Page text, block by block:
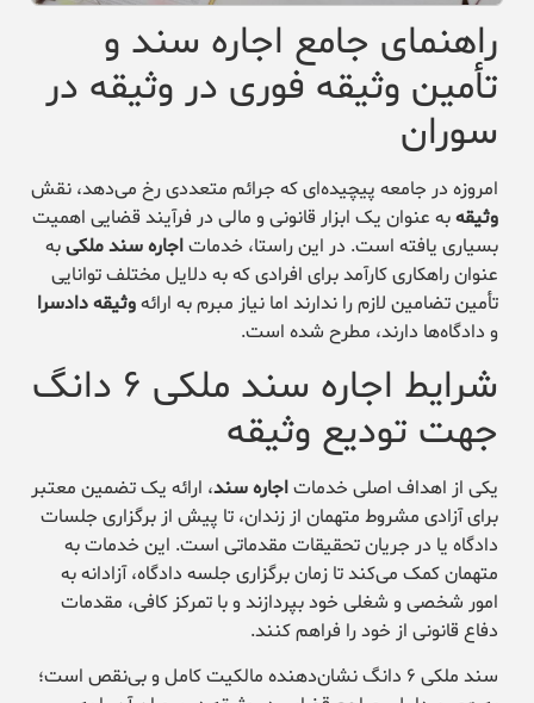
راهنمای جامع اجاره سند و
تأمین وثیقه فوری در وثیقه در
سوران
امروزه در جامعه پیچیده‌ای که جرائم متعددی رخ می‌دهد، نقش
وثیقهبه عنوان یک ابزار قانونی و مالی در فرآیند قضایی اهمیت
بسیاری یافته است. در این راستا، خدماتاجاره سند ملکیبه
عنوان راهکاری کارآمد برای افرادی که به دلایل مختلف توانایی
تأمین تضامین لازم را ندارند اما نیاز مبرم به ارائهوثیقه دادسرا
و دادگاه‌ها دارند، مطرح شده است.
شرایط اجاره سند ملکی ۶ دانگ
جهت تودیع وثیقه
یکی از اهداف اصلی خدماتاجاره سند، ارائه یک تضمین معتبر
برای آزادی مشروط متهمان از زندان، تا پیش از برگزاری جلسات
دادگاه یا در جریان تحقیقات مقدماتی است. این خدمات به
متهمان کمک می‌کند تا زمان برگزاری جلسه دادگاه، آزادانه به
امور شخصی و شغلی خود بپردازند و با تمرکز کافی، مقدمات
دفاع قانونی از خود را فراهم کنند.
سند ملکی ۶ دانگ نشان‌دهنده مالکیت کامل و بی‌نقص است؛